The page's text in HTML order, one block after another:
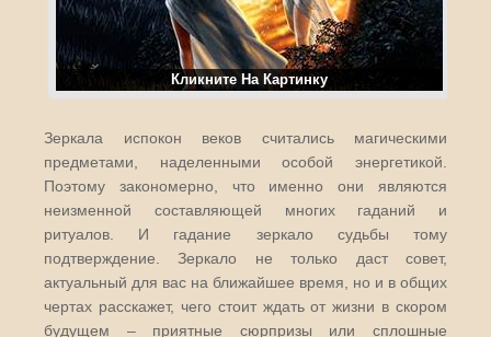
Кликните На Картинку
Зеркала испокон веков считались магическими
предметами, наделенными особой энергетикой.
Поэтому закономерно, что именно они являются
неизменной составляющей многих гаданий и
ритуалов. И гадание зеркало судьбы тому
подтверждение. Зеркало не только даст совет,
актуальный для вас на ближайшее время, но и в общих
чертах расскажет, чего стоит ждать от жизни в скором
будущем – приятные сюрпризы или сплошные